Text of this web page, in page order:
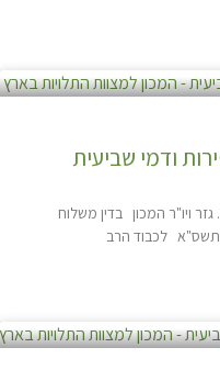
ודמי שביעית
ויו"ר המכון בדין משלוח
תשס"א לכבוד הרב